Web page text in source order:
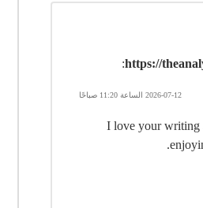
https://
:
2026-07-12 الساعة 11:20 صباحًا
I love your writing